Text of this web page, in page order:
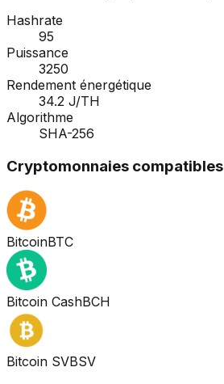
Hashrate
95
Puissance
3250
Rendement énergétique
34.2 J/TH
Algorithme
SHA-256
Cryptomonnaies compatibles
BitcoinBTC
Bitcoin CashBCH
Bitcoin SVBSV